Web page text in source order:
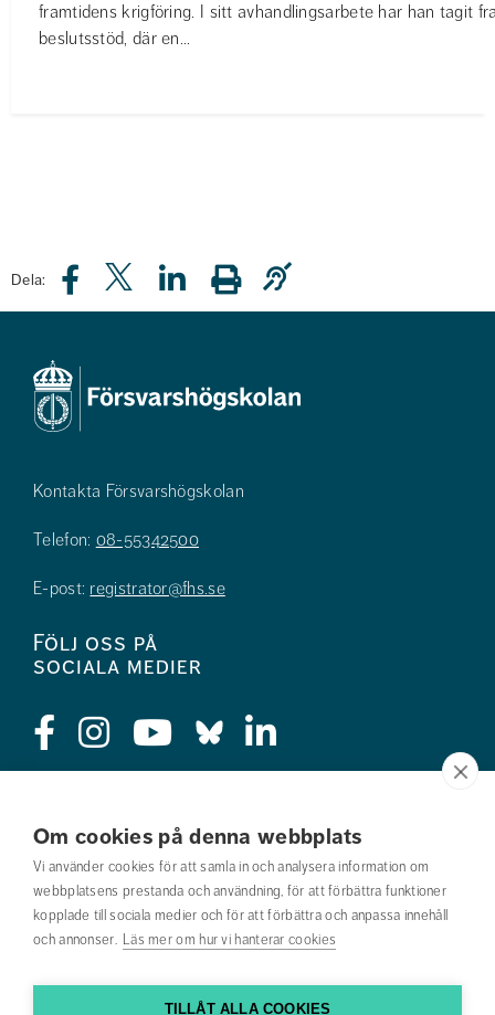
Om cookies på denna webbplats
Vi använder cookies för att samla in och analysera information om
webbplatsens prestanda och användning, för att förbättra funktioner
kopplade till sociala medier och för att förbättra och anpassa innehåll
och annonser. Läs mer om hur vi hanterar cookies
TILLÅT ALLA COOKIES
framtidens krigföring. I sitt avhandlingsarbete har han tagit
beslutsstöd, där en...
Dela:
Kontakta Försvarshögskolan
Telefon: 08-55342500
E-post: registrator@fhs.se
Följ oss på
sociala medier
Jobba hos oss
Nyhetsbrev
Om webbplatsen